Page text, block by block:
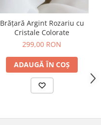
Brățară Argint Rozariu cu
Cristale Colorate
299,00 RON
ADAUGĂ ÎN COȘ